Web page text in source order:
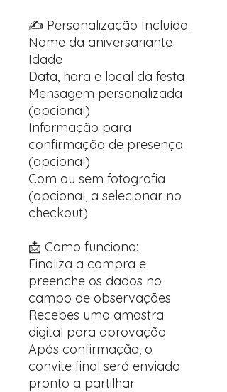
✍️ Personalização Incluída:
Nome da aniversariante
Idade
Data, hora e local da festa
Mensagem personalizada
(opcional)
Informação para
confirmação de presença
(opcional)
Com ou sem fotografia
(opcional, a selecionar no
checkout)
📩 Como funciona:
Finaliza a compra e
preenche os dados no
campo de observações
Recebes uma amostra
digital para aprovação
Após confirmação, o
convite final será enviado
pronto a partilhar